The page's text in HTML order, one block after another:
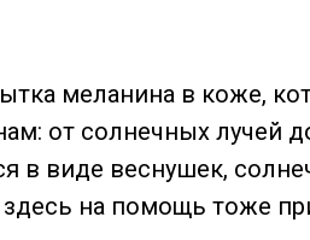
меланина в коже,
от солнечных лучей
в виде веснушек,
на помощь тоже